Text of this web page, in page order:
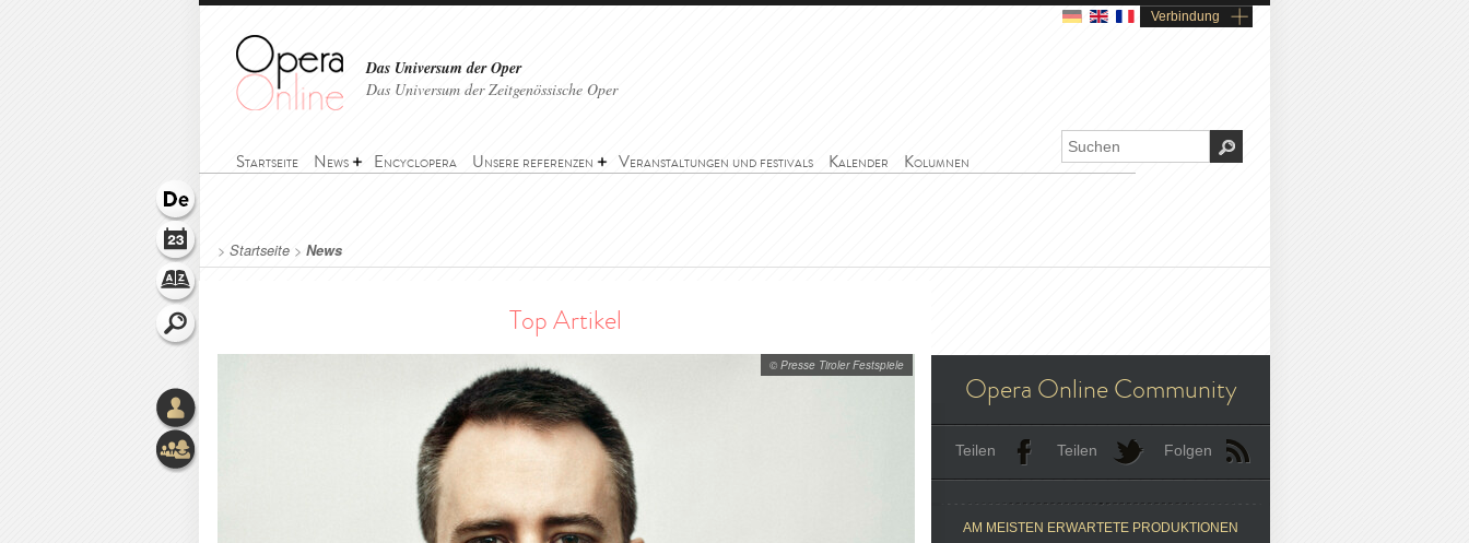
Verbindung
Das Universum der Oper
Das Universum der Zeitgenössische Oper
Startseite News Encyclopera Unsere referenzen Veranstaltungen und festivals Kalender Kolumnen
> Startseite > News
Top Artikel
© Presse Tiroler Festspiele
Opera Online Community
Teilen Teilen Folgen
AM MEISTEN ERWARTETE PRODUKTIONEN